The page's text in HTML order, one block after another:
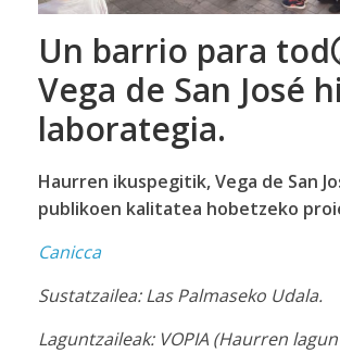
Un barrio para
Vega de San José
laborategia.
Haurren ikuspegitik, Vega de San
publikoen kalitatea hobetzeko
Canicca
Sustatzailea: Las Palmaseko Udala.
Laguntzaileak: VOPIA (Haurren